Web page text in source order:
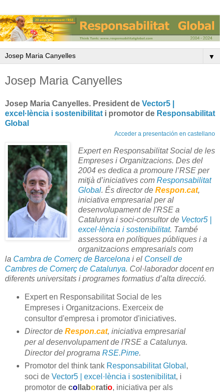
▼
Josep Maria Canyelles
Josep Maria Canyelles. President de Vector5 |
excel·lència i sostenibilitat i promotor de Responsabilitat
Global
Acceder a presentación en castellano
Expert en Responsabilitat Social de les
Empreses i Organitzacions. Des del
2004 es dedica a promoure l’RSE per
mitjà d’iniciatives com Responsabilitat
Global. És directorde Respon.cat,
iniciativa empresarial per al
desenvolupament de l'RSE a
Catalunya i soci-consultor de Vector5 |
excel·lència i sostenibilitat. També
assessora en polítiques públiques i a
organitzacions empresarials com
la Cambra de Comerç de Barcelona i el Consell de
Cambres de Comerç de Catalunya. Col·laborador docent en
diferents universitats i programes formatius d’alta direcció.
Expert en Responsabilitat Social de les
Empreses i Organitzacions. Exerceix de
consultor d'empresa i promotor d'iniciatives.
Directorde Respon.cat, iniciativa empresarial
per al desenvolupament de l'RSE a Catalunya.
Director del programa RSE.Pime.
Promotor del think tank Responsabilitat Global ,
soci de Vector5 | excel·lència i sostenibilitat, i
promotor de collaboratio, iniciativa per als